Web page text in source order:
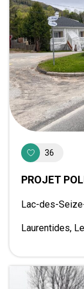
36
PROJET
Lac-des-
Laurentides,